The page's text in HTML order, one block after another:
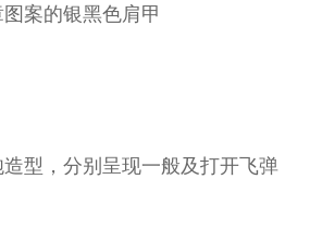
案的银黑色肩甲
型，分别呈现一般及打开飞弹